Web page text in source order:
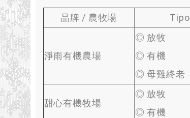
品牌 / 農牧場 Tipo
淨雨有機農場
◎ 放牧
◎ 有機
◎ 母雞終老
甜心有機牧場
◎ 放牧
◎ 有機